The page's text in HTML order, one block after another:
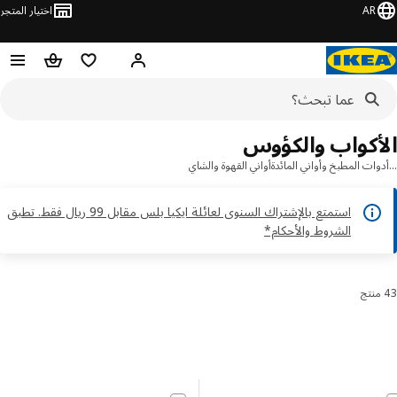
AR اختيار المتجر
مرحباً! تسجيل الدخول أو
قائمة التسوقسلة التسوق
المطبخ وأواني المائدةأواني القهوة والشاي
استمتع بالإشتراك السنوى لعائلة ايكيا بلس مقابل 99 ريال فقط. تطبق
الشروط والأحكام*
والكؤوس
والتصفية